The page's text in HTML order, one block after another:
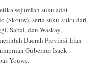
sejumlah suku adat
(Skouw), serta suku-suku dari
Sabal, dan Waskay,
Daerah Provinsi Irian
Gubernur Isack
Youwe.